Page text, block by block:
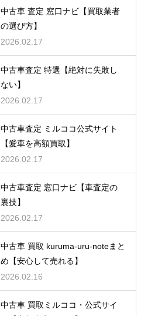
中古車 査定 窓口ナビ【買取業者
の選び方】
2026.02.17
中古車査定 特選【絶対に失敗し
ない】
2026.02.17
中古車査定 ミルココ公式サイト
【愛車を高額買取】
2026.02.17
中古車査定 窓口ナビ【車査定の
裏技】
2026.02.17
中古車 買取 kuruma-uru-noteまと
め【安心して売れる】
2026.02.16
中古車 買取ミルココ・公式サイ